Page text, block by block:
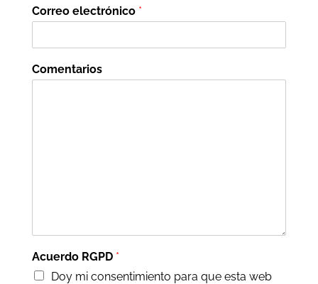
Correo electrónico *
Comentarios
Acuerdo RGPD *
Doy mi consentimiento para que esta web